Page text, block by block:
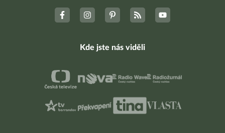
Kde jste nás viděli